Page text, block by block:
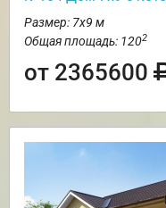
Размер: 7х9 м
Общая площадь: 1202
от 2365600